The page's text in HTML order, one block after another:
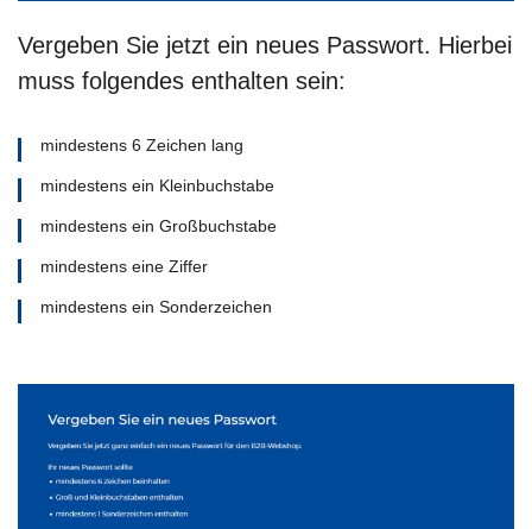
Vergeben Sie jetzt ein neues Passwort. Hierbei
muss folgendes enthalten sein:
mindestens 6 Zeichen lang
mindestens ein Kleinbuchstabe
mindestens ein Großbuchstabe
mindestens eine Ziffer
mindestens ein Sonderzeichen